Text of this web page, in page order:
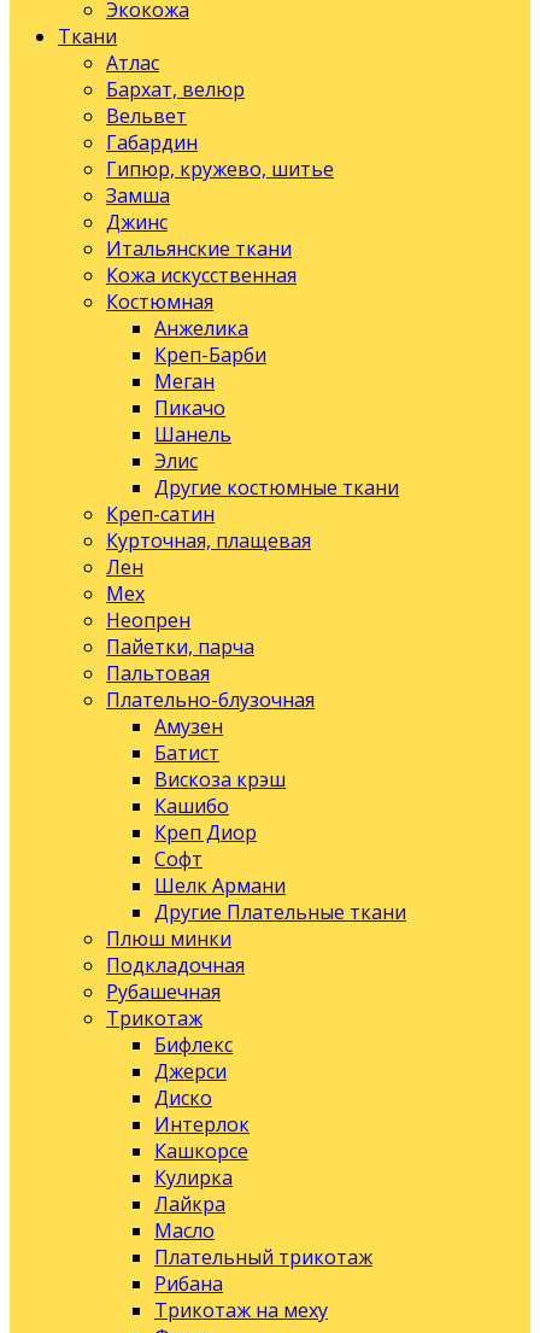
Экокожа
Ткани
Атлас
Бархат, велюр
Вельвет
Габардин
Гипюр, кружево, шитье
Замша
Джинс
Итальянские ткани
Кожа искусственная
Костюмная
Анжелика
Креп-Барби
Меган
Пикачо
Шанель
Элис
Другие костюмные ткани
Креп-сатин
Курточная, плащевая
Лен
Мех
Неопрен
Пайетки, парча
Пальтовая
Плательно-блузочная
Амузен
Батист
Вискоза крэш
Кашибо
Креп Диор
Софт
Шелк Армани
Другие Плательные ткани
Плюш минки
Подкладочная
Рубашечная
Трикотаж
Бифлекс
Джерси
Диско
Интерлок
Кашкорсе
Кулирка
Лайкра
Масло
Плательный трикотаж
Рибана
Трикотаж на меху